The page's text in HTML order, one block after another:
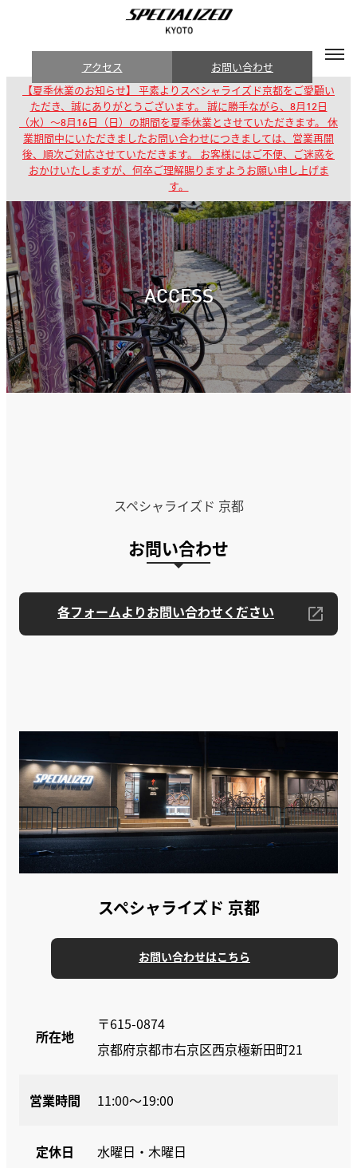
アクセス お問い合わせ
【夏季休業のお知らせ】 平素よりスペシャライズド京都をご愛顧い
ただき、誠にありがとうございます。 誠に勝手ながら、8月12日
（水）～8月16日（日）の期間を夏季休業とさせていただきます。 休
業期間中にいただきましたお問い合わせにつきましては、営業再開
後、順次ご対応させていただきます。 お客様にはご不便、ご迷惑を
おかけいたしますが、何卒ご理解賜りますようお願い申し上げま
す。
ACCESS
スペシャライズド 京都
お問い合わせ
各フォームよりお問い合わせください
スペシャライズド 京都
お問い合わせはこちら
所在地
〒615-0874
京都府京都市右京区西京極新田町21
営業時間 11:00〜19:00
定休日 水曜日・木曜日